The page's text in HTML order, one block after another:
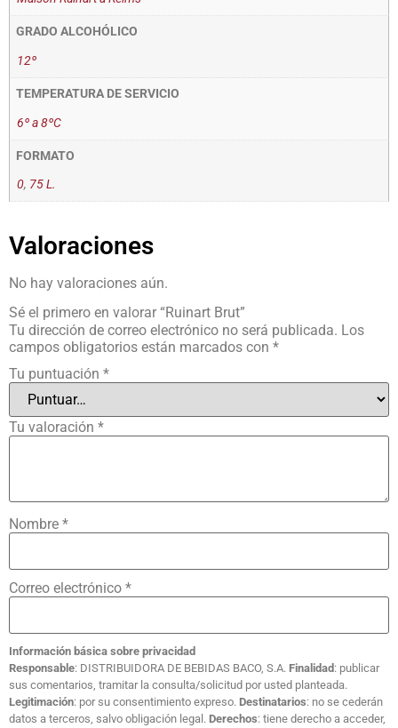
GRADO ALCOHÓLICO
12º
TEMPERATURA DE SERVICIO
6º a 8ºC
FORMATO
0, 75 L.
Valoraciones
No hay valoraciones aún.
Sé el primero en valorar “Ruinart Brut”
Tu dirección de correo electrónico no será publicada. Los
campos obligatorios están marcados con *
Tu puntuación *
Tu valoración *
Nombre *
Correo electrónico *
Información básica sobre privacidad
Responsable: DISTRIBUIDORA DE BEBIDAS BACO, S.A. Finalidad : publicar
sus comentarios, tramitar la consulta/solicitud por usted planteada.
Legitimación: por su consentimiento expreso. Destinatarios: no se cederán
datos a terceros, salvo obligación legal. Derechos: tiene derecho a acceder,